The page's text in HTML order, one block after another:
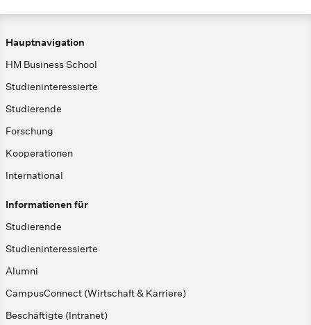
Hauptnavigation
HM Business School
Studieninteressierte
Studierende
Forschung
Kooperationen
International
Informationen für
Studierende
Studieninteressierte
Alumni
CampusConnect (Wirtschaft & Karriere)
Beschäftigte (Intranet)